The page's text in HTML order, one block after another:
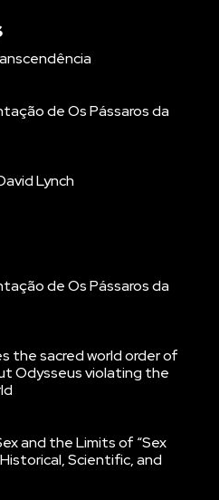
de Os Pássaros da
Lynch
de Os Pássaros da
the sacred world order of
Odysseus violating the
and the Limits of “Sex
Scientific, and